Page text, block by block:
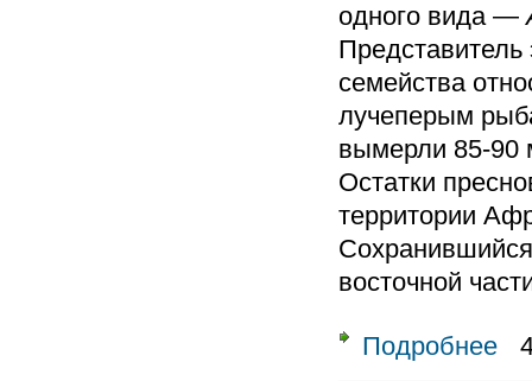
одного вида —
Представитель
семейства
лучеперым
вымерли 85-90
Остатки
территории
восточной
Подробнее о